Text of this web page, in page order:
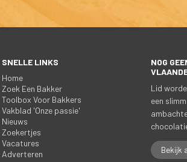
SNELLE LINKS
Home
Zoek Een Bakker
Toolbox Voor Bakker
Vakblad 'Onze passie'
Nieuw
Zoekertje
Vacature
Adverteren
NOG
Lid
een
Bekijk